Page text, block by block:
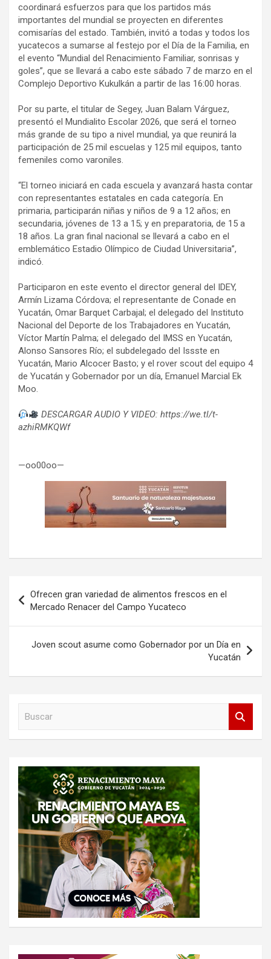
coordinará esfuerzos para que los partidos más
importantes del mundial se proyecten en diferentes
comisarías del estado. También, invitó a todas y todos los
yucatecos a sumarse al festejo por el Día de la Familia, en
el evento “Mundial del Renacimiento Familiar, sonrisas y
goles”, que se llevará a cabo este sábado 7 de marzo en el
Complejo Deportivo Kukulkán a partir de las 16:00 horas.
Por su parte, el titular de Segey, Juan Balam Várguez,
presentó el Mundialito Escolar 2026, que será el torneo
más grande de su tipo a nivel mundial, ya que reunirá la
participación de 25 mil escuelas y 125 mil equipos, tanto
femeniles como varoniles.
“El torneo iniciará en cada escuela y avanzará hasta contar
con representantes estatales en cada categoría. En
primaria, participarán niñas y niños de 9 a 12 años; en
secundaria, jóvenes de 13 a 15; y en preparatoria, de 15 a
18 años. La gran final nacional se llevará a cabo en el
emblemático Estadio Olímpico de Ciudad Universitaria”,
indicó.
Participaron en este evento el director general del IDEY,
Armín Lizama Córdova; el representante de Conade en
Yucatán, Omar Barquet Carbajal; el delegado del Instituto
Nacional del Deporte de los Trabajadores en Yucatán,
Víctor Martín Palma; el delegado del IMSS en Yucatán,
Alonso Sansores Río; el subdelegado del Issste en
Yucatán, Mario Alcocer Basto; y el rover scout del equipo 4
de Yucatán y Gobernador por un día, Emanuel Marcial Ek
Moo.
DESCARGAR AUDIO Y VIDEO: https://we.tl/t-
azhiRMKQWf
—oo00oo—
de
entradas
Ofrecen gran variedad de alimentos frescos en el
Mercado Renacer del Campo Yucateco
Joven scout asume como Gobernador por un Día en
Yucatán
r